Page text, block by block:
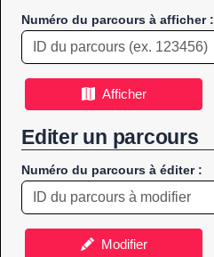
Numéro du parcours à afficher :
Afficher
Editer un parcours
Numéro du parcours à éditer :
Modifier